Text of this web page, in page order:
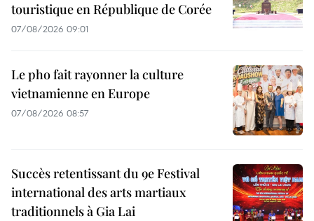
touristique en République de Corée
07/08/2026 09:01
Le pho fait rayonner la culture
vietnamienne en Europe
07/08/2026 08:57
Succès retentissant du 9e Festival
international des arts martiaux
traditionnels à Gia Lai